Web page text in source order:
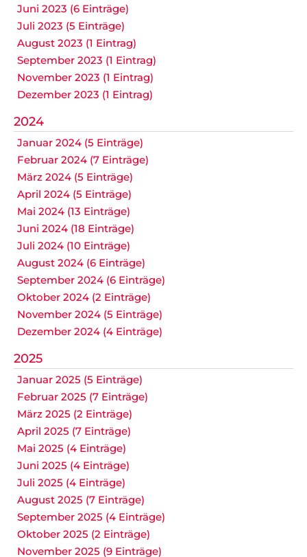
Juni 2023 (6 Einträge)
Juli 2023 (5 Einträge)
August 2023 (1 Eintrag)
September 2023 (1 Eintrag)
November 2023 (1 Eintrag)
Dezember 2023 (1 Eintrag)
2024
Januar 2024 (5 Einträge)
Februar 2024 (7 Einträge)
März 2024 (5 Einträge)
April 2024 (5 Einträge)
Mai 2024 (13 Einträge)
Juni 2024 (18 Einträge)
Juli 2024 (10 Einträge)
August 2024 (6 Einträge)
September 2024 (6 Einträge)
Oktober 2024 (2 Einträge)
November 2024 (5 Einträge)
Dezember 2024 (4 Einträge)
2025
Januar 2025 (5 Einträge)
Februar 2025 (7 Einträge)
März 2025 (2 Einträge)
April 2025 (7 Einträge)
Mai 2025 (4 Einträge)
Juni 2025 (4 Einträge)
Juli 2025 (4 Einträge)
August 2025 (7 Einträge)
September 2025 (4 Einträge)
Oktober 2025 (2 Einträge)
November 2025 (9 Einträge)